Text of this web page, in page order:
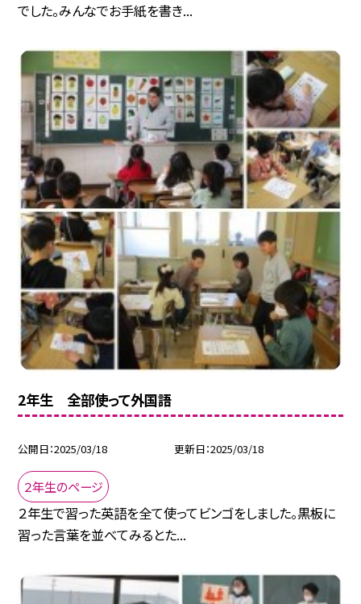
でした。みんなでお手紙を書き...
2年生 全部使って外国語
公開日 2025/03/18 更新日 2025/03/18
２年生のページ
２年生で習った英語を全て使ってビンゴをしました。黒板に
習った言葉を並べてみるとた...